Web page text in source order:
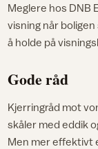
Meglere hos DNB
visning når
å holde på
Gode råd
Kjerringråd mot
skåler med eddik
Men mer effektivt